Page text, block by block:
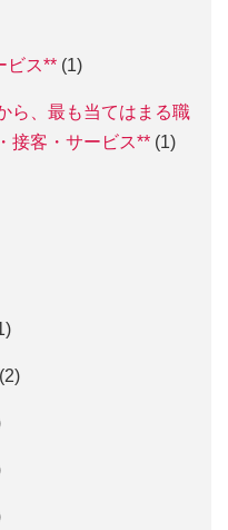
ビス** (1)
ら、最も当てはまる職
接客・サービス** (1)
(2)